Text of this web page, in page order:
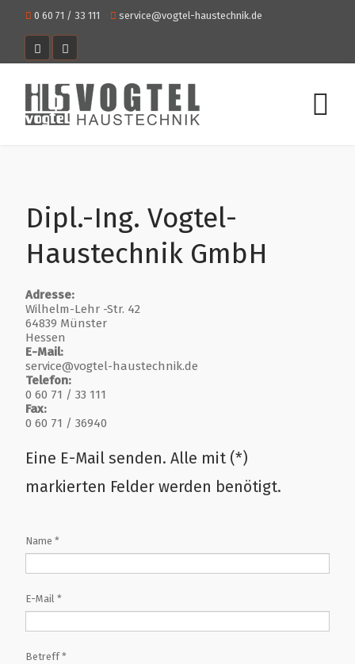
0 60 71 / 33 111 service@vogtel-haustechnik.de
Dipl.-Ing. Vogtel-
Haustechnik GmbH
Adresse:
Wilhelm-Lehr -Str. 42
64839 Münster
Hessen
E-Mail:
service@vogtel-haustechnik.de
Telefon:
0 60 71 / 33 111
Fax:
0 60 71 / 36940
Eine E-Mail senden. Alle mit (*)
markierten Felder werden benötigt.
Name *
E-Mail *
Betreff*